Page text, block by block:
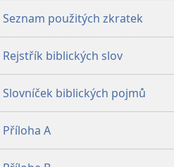
Seznam použitých zkratek
Rejstřík biblických slov
Slovníček biblických pojmů
Příloha A